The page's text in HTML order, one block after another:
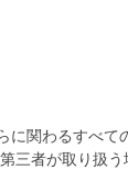
関わるすべ
三者が取り扱